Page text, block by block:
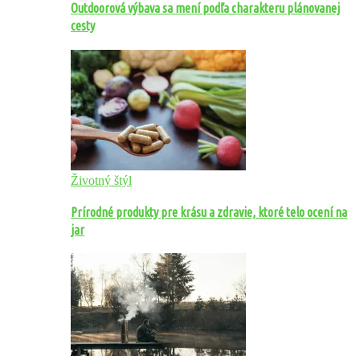
Outdoorová výbava sa mení podľa charakteru plánovanej
cesty
Životný štýl
Prírodné produkty pre krásu a zdravie, ktoré telo ocení na
jar